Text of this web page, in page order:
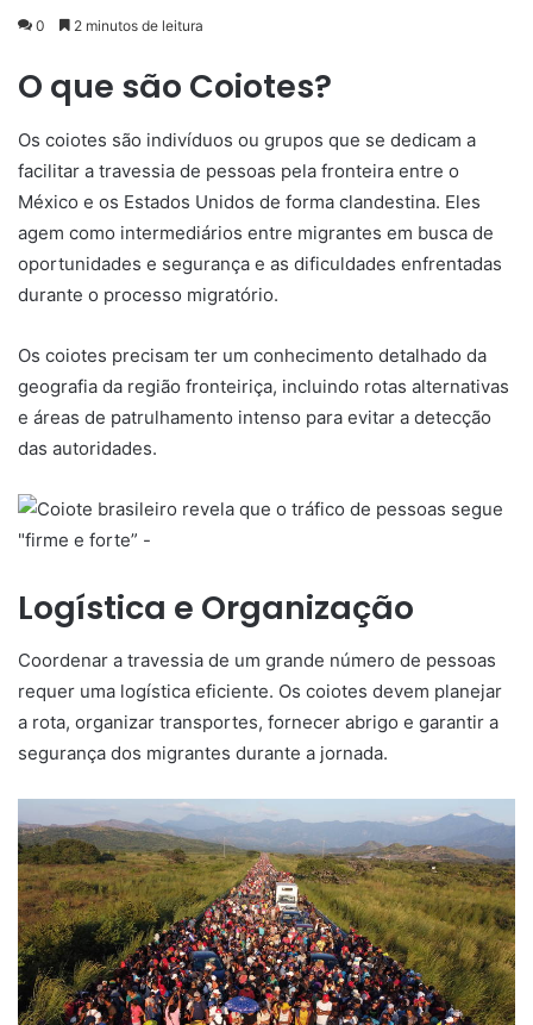
0 2 minutos de leitura
O que são Coiotes?
Os coiotes são indivíduos ou grupos que se dedicam a
facilitar a travessia de pessoas pela fronteira entre o
México e os Estados Unidos de forma clandestina. Eles
agem como intermediários entre migrantes em busca de
oportunidades e segurança e as dificuldades enfrentadas
durante o processo migratório.
Os coiotes precisam ter um conhecimento detalhado da
geografia da região fronteiriça, incluindo rotas alternativas
e áreas de patrulhamento intenso para evitar a detecção
das autoridades.
Logística e Organização
Coordenar a travessia de um grande número de pessoas
requer uma logística eficiente. Os coiotes devem planejar
a rota, organizar transportes, fornecer abrigo e garantir a
segurança dos migrantes durante a jornada.